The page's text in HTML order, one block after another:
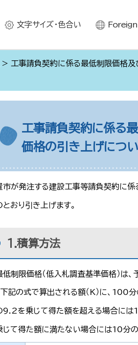
文字サイズ・色合い
> 工事請負契約に係る最低制限価格及
工事請負契約に係る
価格の引き上げにつ
市が発注する建設工事等請負契約に係
とおり引き上げます。
1.積算方法
低制限価格（低入札調査基準価格）は
下記の式で算出される額（K）に、100
9.2を乗じて得た額を超える場合に
じて得た額に満たない場合には10分の